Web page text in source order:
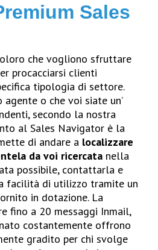
Sales
che vogliono sfruttare
procacciarsi clienti
tipologia di settore.
o che voi siate un’
secondo la nostra
al Sales Navigator è la
di andare a localizzare
da voi ricercata nella
possibile, contattarla e
facilità di utilizzo tramite un
in dotazione. La
fino a 20 messaggi Inmail,
costantemente offrono
gradito per chi svolge